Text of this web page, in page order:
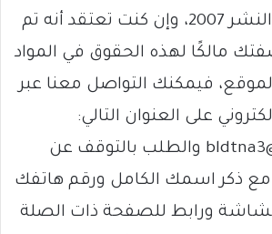
حقوق التأليف والنشر 2007، وإن كنت تعتقد أنه تم
مالكًا لهذه الحقوق في المواد
فيمكنك التواصل معنا عبر
على العنوان التالي:
bldtna3@gmail.com والطلب بالتوقف عن
مع ذكر اسمك الكامل ورقم هاتفك
ورابط للصفحة ذات الصلة